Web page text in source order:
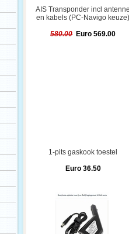
AIS Transponder incl
en kabels (PC-Navigo
580.00 Euro 569.00
1-pits gaskook toestel
Euro 36.50